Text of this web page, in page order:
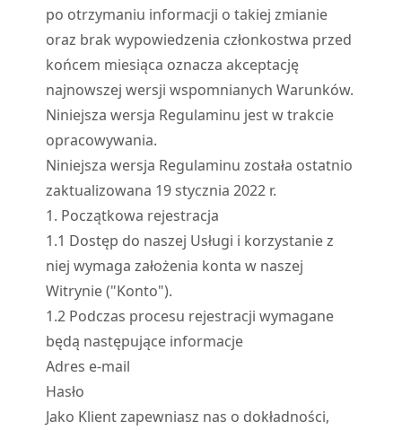
po otrzymaniu informacji o takiej zmianie
oraz brak wypowiedzenia członkostwa przed
końcem miesiąca oznacza akceptację
najnowszej wersji wspomnianych Warunków.
Niniejsza wersja Regulaminu jest w trakcie
opracowywania.
Niniejsza wersja Regulaminu została ostatnio
zaktualizowana 19 stycznia 2022 r.
1. Początkowa rejestracja
1.1 Dostęp do naszej Usługi i korzystanie z
niej wymaga założenia konta w naszej
Witrynie ("Konto").
1.2Podczas procesu rejestracji wymagane
będą następujące informacje
Adres e-mail
Hasło
Jako Klient zapewniasz nas o dokładności,